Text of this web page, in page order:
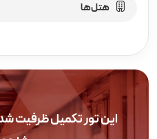
هتل‌ها
این تور تکمیل ظرفیت